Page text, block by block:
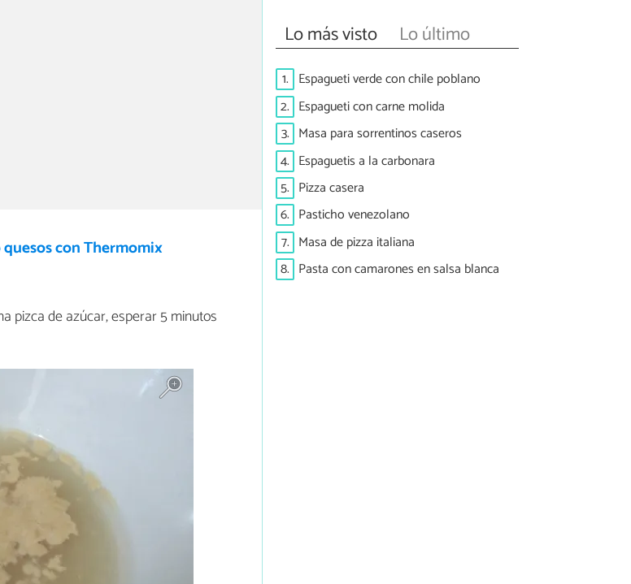
con Thermomix
pizca de azúcar, esperar 5 minutos
Lo más visto Lo último
1. Espagueti verde con chile poblano
2. Espagueti con carne molida
3. Masa para sorrentinos caseros
4. Espaguetis a la carbonara
5. Pizza casera
6. Pasticho venezolano
7. Masa de pizza italiana
8. Pasta con camarones en salsa blanca